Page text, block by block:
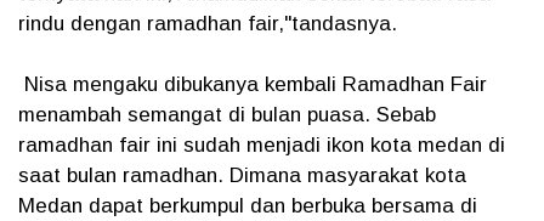
rindu dengan ramadhan fair,"tandasnya.
Nisa mengaku dibukanya kembali Ramadhan Fair
menambah semangat di bulan puasa. Sebab
ramadhan fair ini sudah menjadi ikon kota medan di
saat bulan ramadhan. Dimana masyarakat kota
Medan dapat berkumpul dan berbuka bersama di